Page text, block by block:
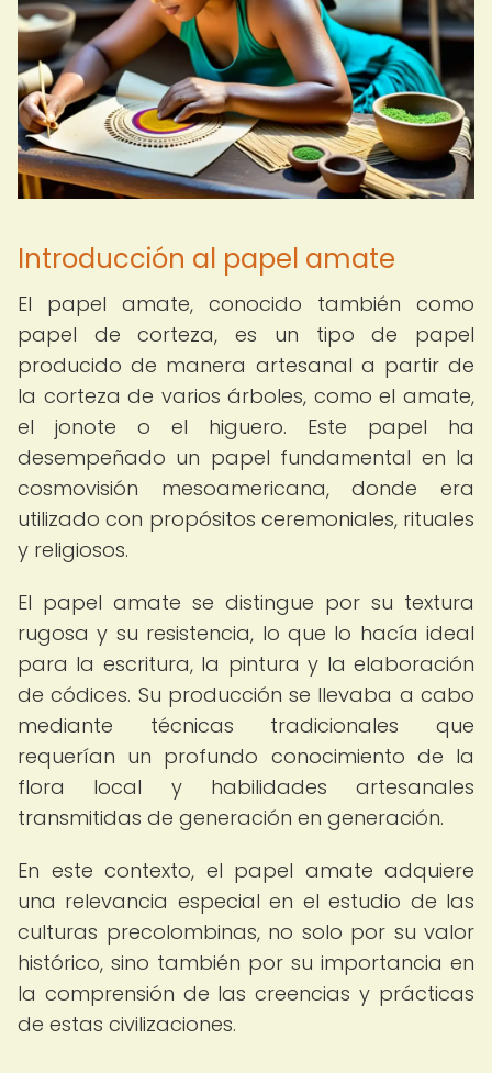
Introducción al papel amate
El papel amate, conocido también como
papel de corteza, es un tipo de papel
producido de manera artesanal a partir de
la corteza de varios árboles, como el amate,
el jonote o el higuero. Este papel ha
desempeñado un papel fundamental en la
cosmovisión mesoamericana, donde era
utilizado con propósitos ceremoniales, rituales
y religiosos.
El papel amate se distingue por su textura
rugosa y su resistencia, lo que lo hacía ideal
para la escritura, la pintura y la elaboración
de códices. Su producción se llevaba a cabo
mediante técnicas tradicionales que
requerían un profundo conocimiento de la
flora local y habilidades artesanales
transmitidas de generación en generación.
En este contexto, el papel amate adquiere
una relevancia especial en el estudio de las
culturas precolombinas, no solo por su valor
histórico, sino también por su importancia en
la comprensión de las creencias y prácticas
de estas civilizaciones.